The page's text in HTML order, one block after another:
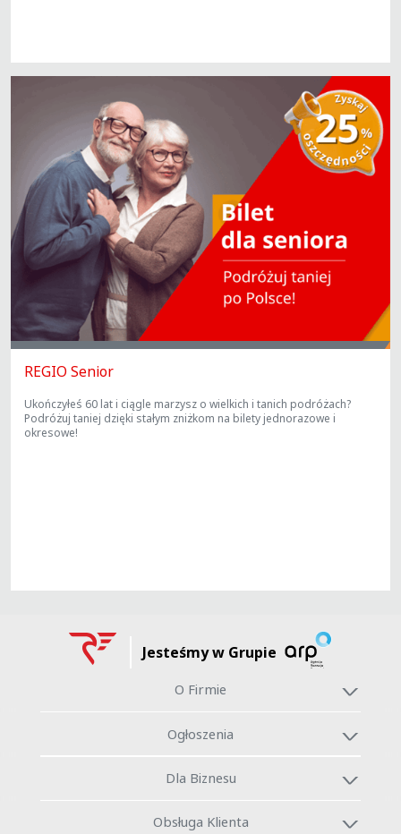
REGIO Senior
Ukończyłeś 60 lat i ciągle marzysz o wielkich i tanich podróżach?
Podróżuj taniej dzięki stałym zniżkom na bilety jednorazowe i
okresowe!
Jesteśmy w Grupie
O Firmie
Ogłoszenia
Dla Biznesu
Obsługa Klienta